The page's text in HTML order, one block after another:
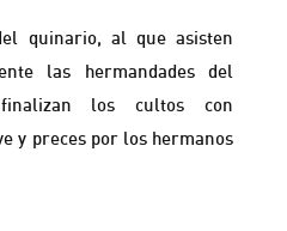
quinario, al que asisten
las hermandades del
los cultos con
y preces por los hermanos